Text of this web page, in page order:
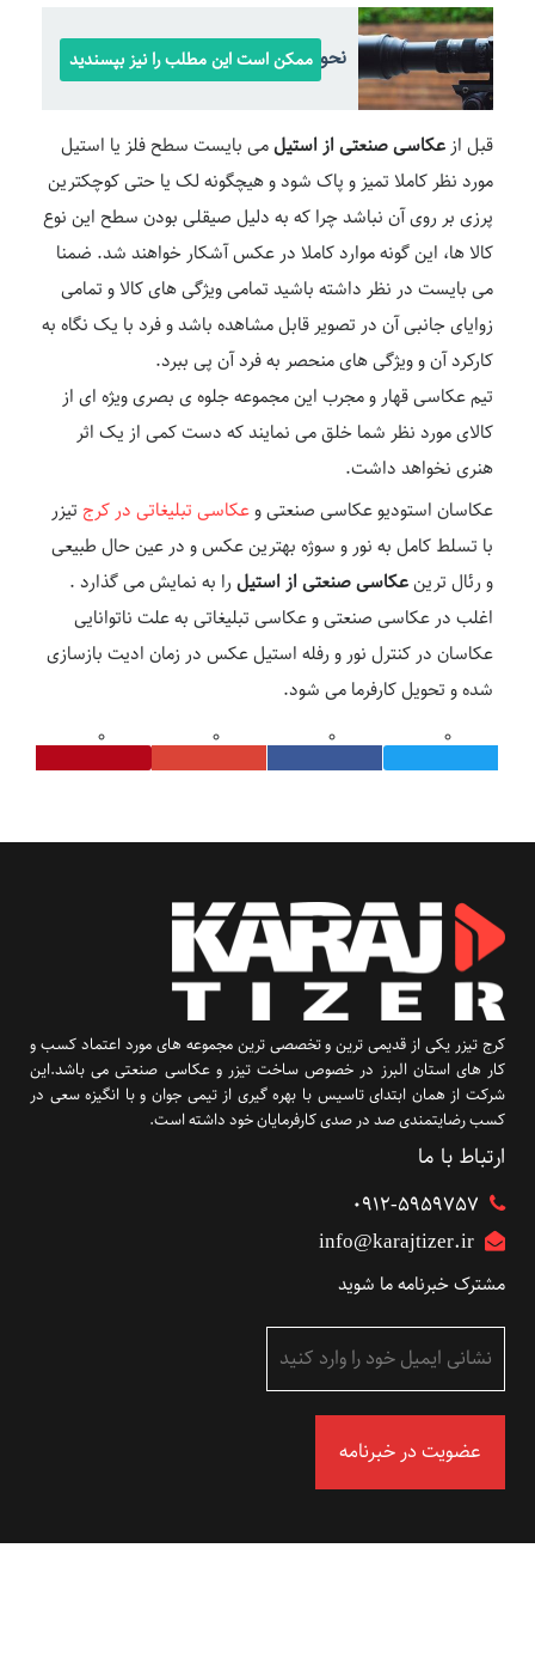
نحوه استفاده از لنزهای تله فوتو
ممکن است این مطلب را نیز بپسندید
قبل ازعکاسی صنعتی از استیلمی بایست سطح فلز یا استیل
مورد نظر کاملا تمیز و پاک شود و هیچگونه لک یا حتی کوچکترین
پرزی بر روی آن نباشد چرا که به دلیل صیقلی بودن سطح این نوع
کالا ها، این گونه موارد کاملا در عکس آشکار خواهند شد. ضمنا
می بایست در نظر داشته باشید تمامی ویژگی های کالا و تمامی
زوایای جانبی آن در تصویر قابل مشاهده باشد و فرد با یک نگاه به
کارکرد آن و ویژگی های منحصر به فرد آن پی ببرد.
تیم عکاسی قهار و مجرب این مجموعه جلوه ی بصری ویژه ای از
کالای مورد نظر شما خلق می نمایند که دست کمی از یک اثر
هنری نخواهد داشت.
عکاسان استودیو عکاسی صنعتی وعکاسی تبلیغاتی در کرج تیزر
با تسلط کامل به نور و سوژه بهترین عکس و در عین حال طبیعی
و رئال ترینعکاسی صنعتی از استیلرا به نمایش می گذارد .
اغلب در عکاسی صنعتی و عکاسی تبلیغاتی به علت ناتوانایی
عکاسان در کنترل نور و رفله استیل عکس در زمان ادیت بازسازی
شده و تحویل کارفرما می شود.
کرج تیزر یکی از قدیمی ترین و تخصصی ترین مجموعه های مورد اعتماد کسب و
کار های استان البرز در خصوص ساخت تیزر و عکاسی صنعتی می باشد.این
شرکت از همان ابتدای تاسیس با بهره گیری از تیمی جوان و با انگیزه سعی در
کسب رضایتمندی صد در صدی کارفرمایان خود داشته است.
ارتباط با ما
۰۹۱۲-5959757
info@karajtizer.ir
مشترک خبرنامه ما شوید